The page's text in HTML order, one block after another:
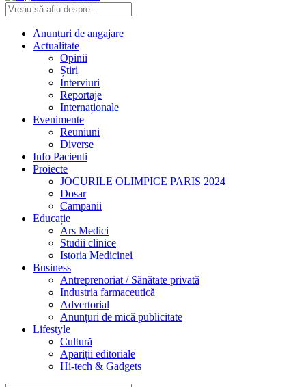
Anunțuri de angajare
Actualitate
Opinii
Știri
Interviuri
Reportaje
Internaționale
Evenimente
Reuniuni
Diverse
Info Pacienti
Proiecte
JOCURILE OLIMPICE PARIS 2024
Dosar
Campanii
Educație
Ars Medici
Studii clinice
Istoria Medicinei
Business
Antreprenoriat / Sănătate privată
Industria farmaceutică
Advertorial
Anunțuri de mică publicitate
Lifestyle
Cultură
Apariții editoriale
Hi-tech & Gadgets